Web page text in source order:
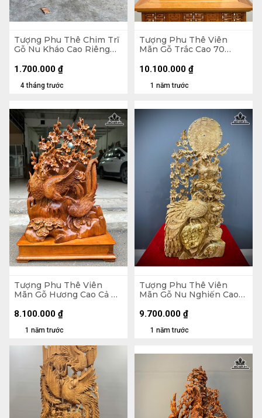
Tượng Phu Thê Chim Trĩ
Gỗ Nu Kháo Cao Riêng
8 (cm)
4 tháng trước
1.700.000 ₫
Tượng Phu Thê Viên
Mãn Gỗ Trắc Cao 70
1 năm trước
10.100.000 ₫
Tượng Phu Thê Viên
Mãn Gỗ Hương Cao Cả Kỷ
Kỷ Cao 10
1 năm trước
8.100.000 ₫
Tượng Phu Thê Viên
Mãn Gỗ Nu Nghiến Cao
1 năm trước
9.700.000 ₫